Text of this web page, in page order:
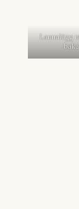
Lammlägg